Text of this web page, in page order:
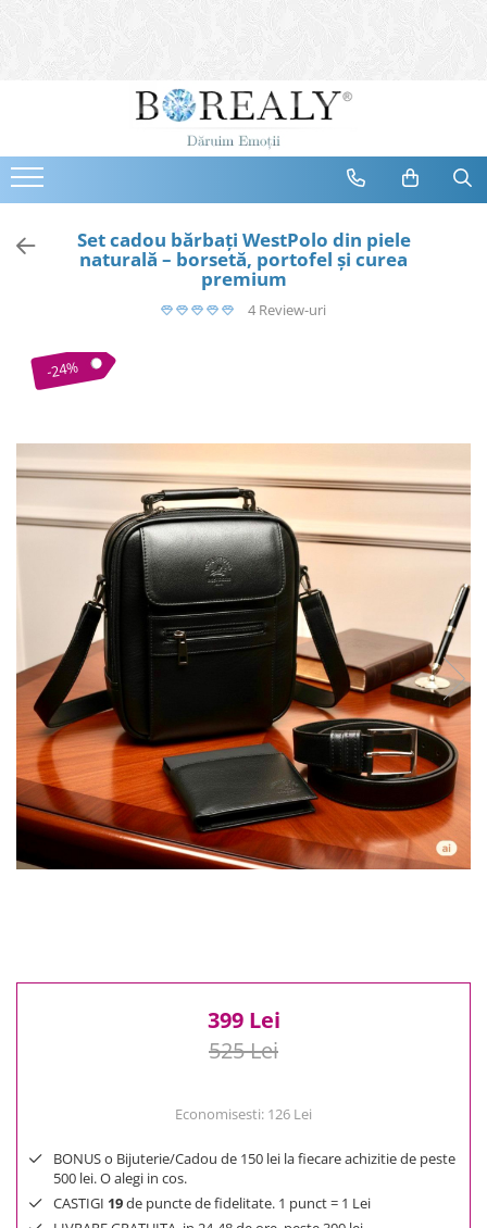
Bijuterii
Cercei
Bratari
Coliere
Destinatari
Bijuterii Femei
Bijuterii Mirese
Selectii
Cele mai noi
Cele mai vandute
Cele mai votate
Cu video
0 Lei - 100 Lei
100 Lei - 200 Lei
200 Lei - 300 Lei
300 Lei - 500 Lei
500 Lei - 1000 Lei
1000 Lei +
Set cadou bărbați WestPolo din piele
naturală – borsetă, portofel și curea
premium
4 Review-uri
-24%
399 Lei
525 Lei
Economisesti: 126 Lei
BONUS o Bijuterie/Cadou de 150 lei la fiecare achizitie de peste
500 lei. O alegi in cos.
CASTIGI 19de puncte de fidelitate. 1 punct = 1 Lei